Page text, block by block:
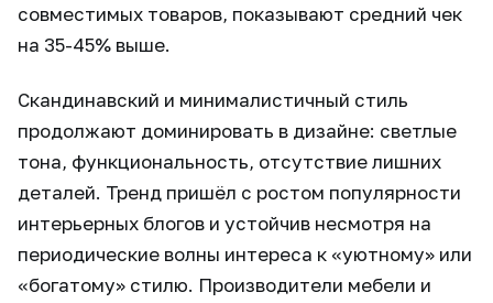
совместимых товаров, показывают средний чек
на 35-45% выше.
Скандинавский и минималистичный стиль
продолжают доминировать в дизайне: светлые
тона, функциональность, отсутствие лишних
деталей. Тренд пришёл с ростом популярности
интерьерных блогов и устойчив несмотря на
периодические волны интереса к «уютному» или
«богатому» стилю. Производители мебели и